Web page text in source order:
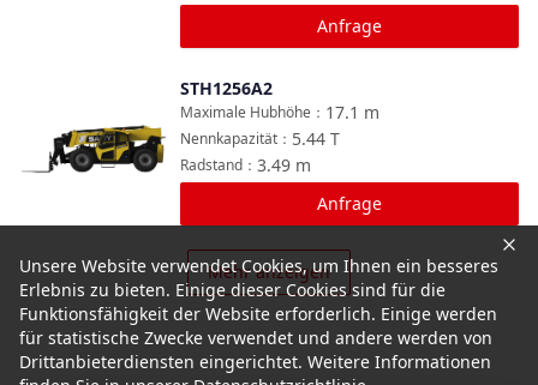
Anfrage
STH1256A2
17.1 m
Maximale Hubhöhe ：
5.44 T
Nennkapazität ：
3.49 m
Radstand ：
Anfrage
Mehr anzeigen
Unsere Website verwendet Cookies, um Ihnen ein besseres
Erlebnis zu bieten. Einige dieser Cookies sind für die
Funktionsfähigkeit der Website erforderlich. Einige werden
für statistische Zwecke verwendet und andere werden von
Drittanbieterdiensten eingerichtet. Weitere Informationen